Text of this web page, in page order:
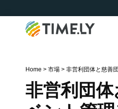
Timely
Home > 市場 > 非営利団体と慈善
非営利団